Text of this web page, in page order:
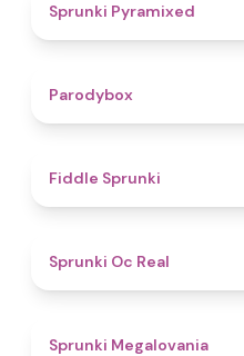
Sprunki Pyramixed
Parodybox
Fiddle Sprunki
Sprunki Oc Real
Sprunki Megalovania